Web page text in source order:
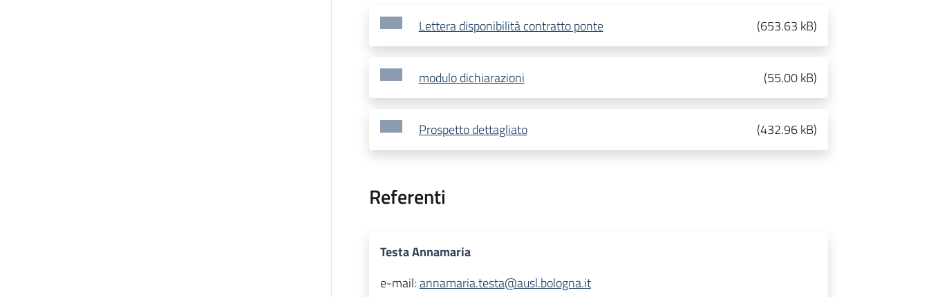
Lettera disponibilità contratto ponte (653.63 kB)
modulo dichiarazioni (55.00 kB)
Prospetto dettagliato (432.96 kB)
Referenti
Testa Annamaria
e-mail:annamaria.testa@ausl.bologna.it